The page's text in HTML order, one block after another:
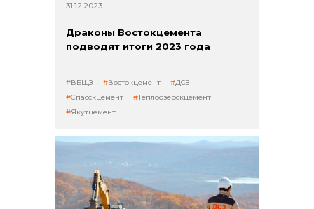
31.12.2023
Драконы Востокцемента
подводят итоги 2023 года
ВБЩЗ Востокцемент
ДСЗ
Спасскцемент
Теплоозерскцемент
Якутцемент